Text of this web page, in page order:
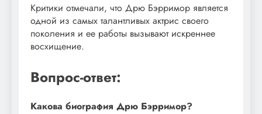
Критики отмечали, что Дрю Бэрримор является
одной из самых талантливых актрис своего
поколения и ее работы вызывают искреннее
восхищение.
Вопрос-ответ:
Какова биография Дрю Бэрримор?